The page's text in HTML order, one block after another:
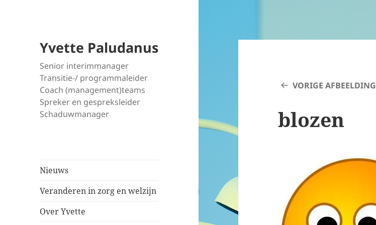
Yvette Paludanus
Senior interimmanager
Transitie-/ programmaleider
Coach (management)teams
Spreker en gespreksleider
Schaduwmanager
Nieuws
Veranderen in zorg en welzijn
Over Yvette
VORIGE AFBEELDING
blozen